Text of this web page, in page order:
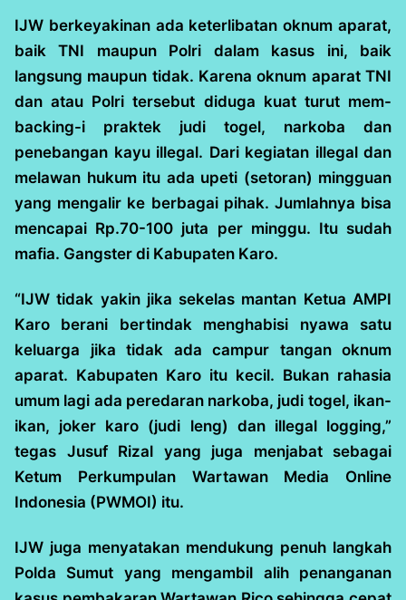
IJW berkeyakinan ada keterlibatan oknum aparat,
baik TNI maupun Polri dalam kasus ini, baik
langsung maupun tidak. Karena oknum aparat TNI
dan atau Polri tersebut diduga kuat turut mem-
backing-i praktek judi togel, narkoba dan
penebangan kayu illegal. Dari kegiatan illegal dan
melawan hukum itu ada upeti (setoran) mingguan
yang mengalir ke berbagai pihak. Jumlahnya bisa
mencapai Rp.70-100 juta per minggu. Itu sudah
mafia. Gangster di Kabupaten Karo.
“IJW tidak yakin jika sekelas mantan Ketua AMPI
Karo berani bertindak menghabisi nyawa satu
keluarga jika tidak ada campur tangan oknum
aparat. Kabupaten Karo itu kecil. Bukan rahasia
umum lagi ada peredaran narkoba, judi togel, ikan-
ikan, joker karo (judi leng) dan illegal logging,”
tegas Jusuf Rizal yang juga menjabat sebagai
Ketum Perkumpulan Wartawan Media Online
Indonesia (PWMOI) itu.
IJW juga menyatakan mendukung penuh langkah
Polda Sumut yang mengambil alih penanganan